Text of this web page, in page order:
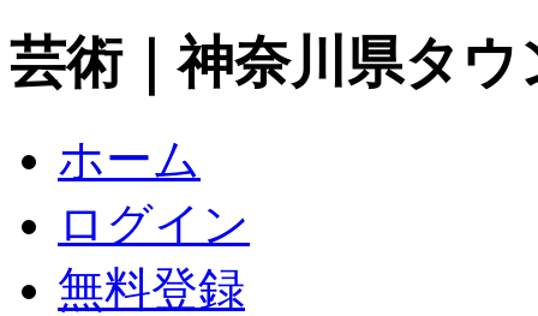
芸術｜神奈川県タ
ホーム
ログイン
無料登録